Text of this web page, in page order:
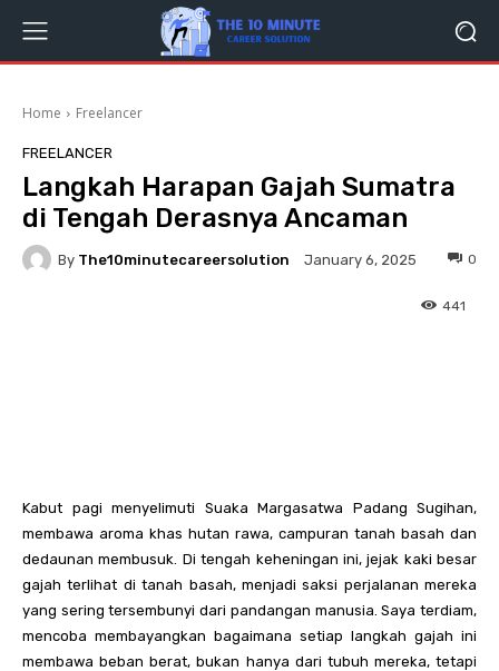
Home Freelancer
FREELANCER
Langkah Harapan Gajah Sumatra
di Tengah Derasnya Ancaman
By The10minutecareersolution January 6, 2025 0
441
Kabut pagi menyelimuti Suaka Margasatwa Padang Sugihan,
membawa aroma khas hutan rawa, campuran tanah basah dan
dedaunan membusuk. Di tengah keheningan ini, jejak kaki besar
gajah terlihat di tanah basah, menjadi saksi perjalanan mereka
yang sering tersembunyi dari pandangan manusia. Saya terdiam,
mencoba membayangkan bagaimana setiap langkah gajah ini
membawa beban berat, bukan hanya dari tubuh mereka, tetapi